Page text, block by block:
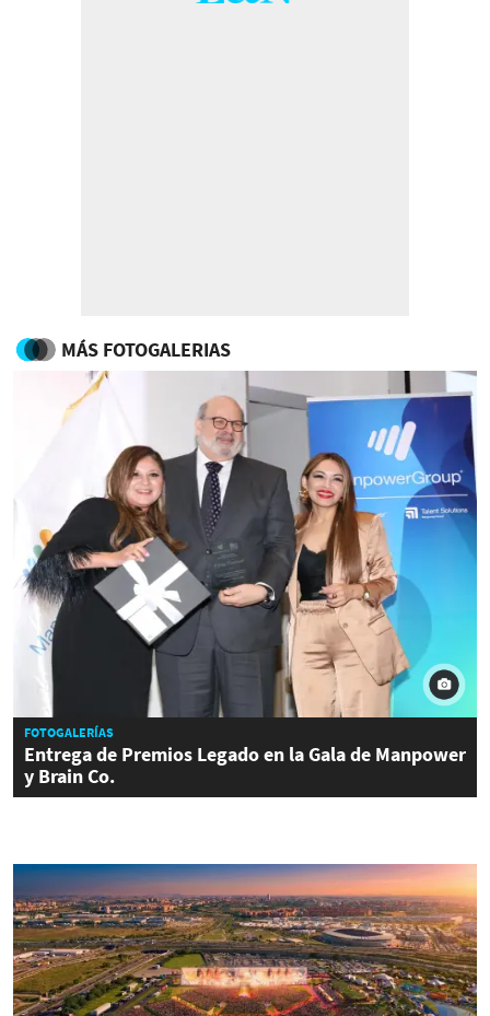
MÁS FOTOGALERIAS
FOTOGALERÍAS
Entrega de Premios Legado en la Gala de Manpower
y Brain Co.